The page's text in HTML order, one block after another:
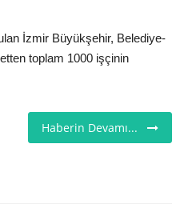
İzmir Büyükşehir, Belediye-
toplam 1000 işçinin
Haberin Devamı...